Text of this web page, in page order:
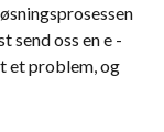
send oss ​​en e -
et problem, og